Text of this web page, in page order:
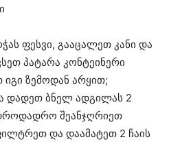
ფესვი, გააცალეთ კანი და
პატარა კონტეინერი
ზემოდან არყით;
დადეთ ბნელ ადგილას 2
შეანჯღრიეთ
და დაამატეთ 2 ჩაის